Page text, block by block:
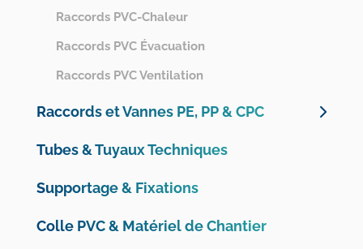
Raccords PVC-Chaleur
Raccords PVC Évacuation
Raccords PVC Ventilation
Raccords et Vannes PE, PP & CPC
Raccords et Vannes à Compression PE Plimat
Colliers de Prise en Charge
Tubes & Tuyaux Techniques
Supportage & Fixations
Colle PVC & Matériel de Chantier